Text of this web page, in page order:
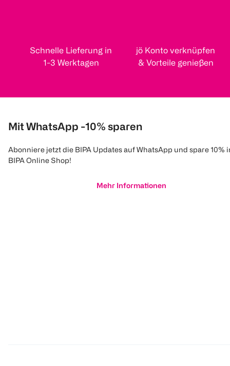
Schnelle Lieferung in
1-3 Werktagen
jö Konto verknüpfen
& Vorteile genießen
Mit WhatsApp -10% sparen
Abonniere jetzt die BIPA Updates auf WhatsApp und spare 10%
BIPA Online Shop!
Mehr Informationen